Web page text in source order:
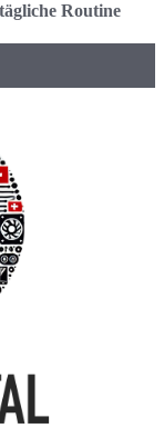
Routine